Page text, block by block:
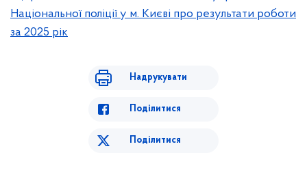
Національної поліції у м. Києві про результати роботи
за 2025 рік
Надрукувати
Поділитися
Поділитися